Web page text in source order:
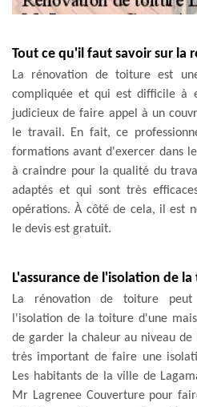
Tout ce qu'il faut savoir sur la
La rénovation de toiture est
compliquée et qui est difficile à
judicieux de faire appel à un
le travail. En fait, ce
formations avant d'exercer dans
à craindre pour la qualité du
adaptés et qui sont très
opérations. À côté de cela, il est
le devis est gratuit.
L'assurance de l'isolation de
La rénovation de toiture peut
l'isolation de la toiture d'une
de garder la chaleur au niveau
très important de faire une
Les habitants de la ville de
Mr Lagrenee Couverture pour